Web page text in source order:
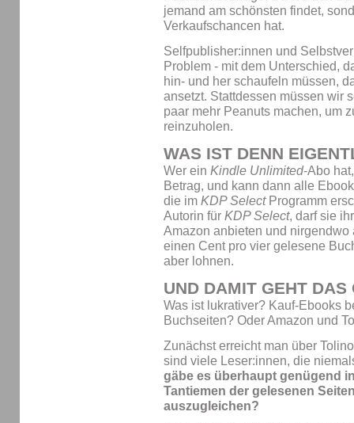
jemand am schönsten findet,
Verkaufschancen hat.
Selfpublisher:innen und
Problem - mit dem Unterschied,
hin- und her schaufeln müssen,
ansetzt. Stattdessen müssen wir
paar mehr Peanuts machen, um
reinzuholen.
WAS IST DENN
Wer ein Kindle Unlimited-Abo
Betrag, und kann dann alle
die im KDP SelectProgramm
Autorin für KDP Select, darf sie
Amazon anbieten und
einen Cent pro vier gelesene
aber lohnen.
UND DAMIT GEHT DAS
Was ist lukrativer? Kauf-Ebooks
Buchseiten? Oder Amazon und
Zunächst erreicht man über
sind viele Leser:innen, die
gäbe es überhaupt genügend
Tantiemen der gelesenen
auszugleichen?